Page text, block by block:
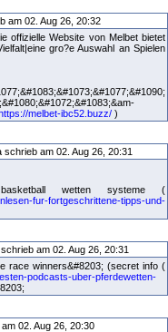
am 02. Aug 26, 20:32
offizielle Website von Melbet bietet
gro?e Auswahl an Spielen
melbet-ibc52.buzz/ )
am 02. Aug 26, 20:31
wetten systeme (
fur-fortgeschrittene-tipps-und-
am 02. Aug 26, 20:31
race winners&#8203; (secret info (
podcasts-uber-pferdewetten-
02. Aug 26, 20:30